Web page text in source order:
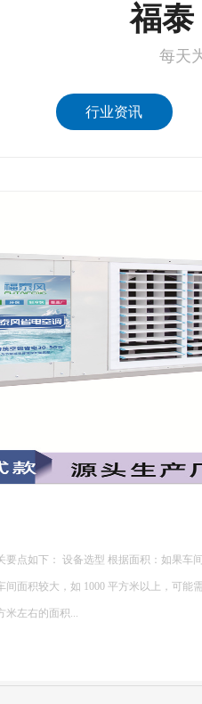
福泰
每天
行业资讯
夏季降温的重难点。生产设备持续散
，工人作业燥热难耐，设备长期高温运